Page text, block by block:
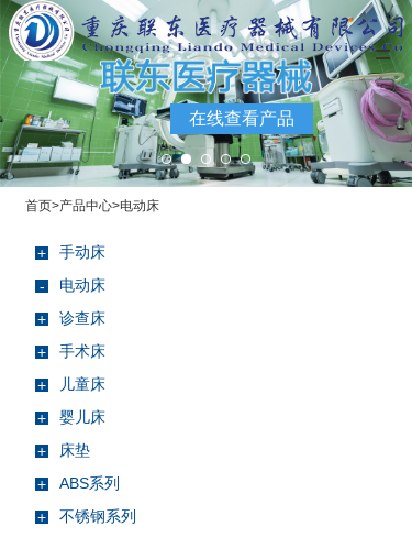
=
在线查看产品
首页>产品中心>电动床
+
手动床
-
电动床
+
诊查床
+
手术床
+
儿童床
+
婴儿床
+
床垫
+
ABS系列
+
不锈钢系列